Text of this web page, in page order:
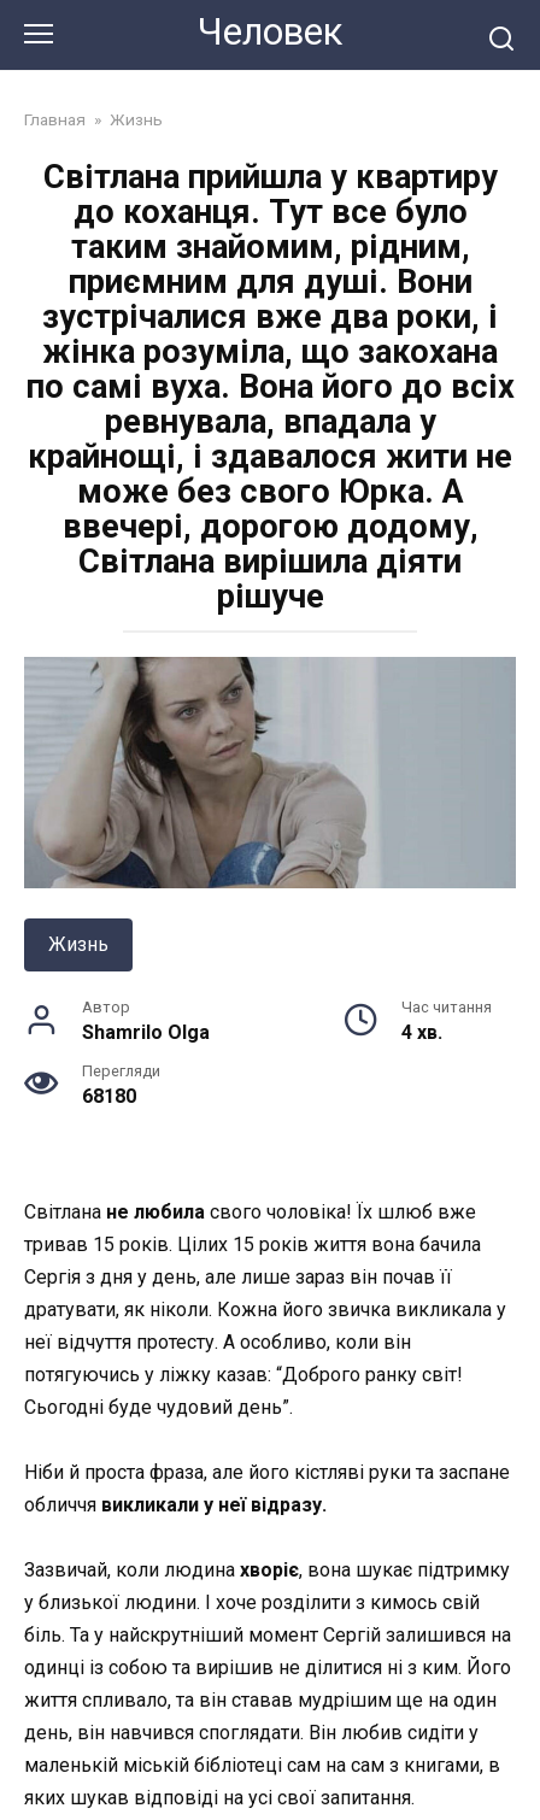
змісту
Человек
Главная » Жизнь
Світлана прийшла у квартиру
до коханця. Тут все було
таким знайомим, рідним,
приємним для душі. Вони
зустрічалися вже два роки, і
жінка розуміла, що закохана
по самі вуха. Вона його до всіх
ревнувала, впадала у
крайнощі, і здавалося жити не
може без свого Юрка. А
ввечері, дорогою додому,
Світлана вирішила діяти
рішуче
Жизнь
Автор
Shamrilo Olga
Час читання
4 хв.
Перегляди
68180
Світлана не любила свого чоловіка! Їх шлюб вже
тривав 15 років. Цілих 15 років життя вона бачила
Сергія з дня у день, але лише зараз він почав її
дратувати, як ніколи. Кожна його звичка викликала у
неї відчуття протесту. А особливо, коли він
потягуючись у ліжку казав: “Доброго ранку світ!
Сьогодні буде чудовий день”.
Ніби й проста фраза, але його кістляві руки та заспане
обличчя викликали у неї відразу.
Зазвичай, коли людина хворіє, вона шукає підтримку
у близької людини. І хоче розділити з кимось свій
біль. Та у найскрутніший момент Сергій залишився на
одинці із собою та вирішив не ділитися ні з ким. Його
життя спливало, та він ставав мудрішим ще на один
день, він навчився споглядати. Він любив сидіти у
маленькій міській бібліотеці сам на сам з книгами, в
яких шукав відповіді на усі свої запитання.